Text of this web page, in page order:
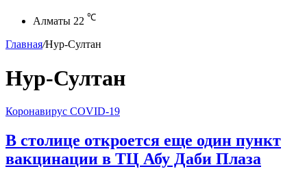
Алматы 22 ℃
Главная/Нур-Султан
Нур-Султан
Коронавирус COVID-19
В столице откроется еще один пункт
вакцинации в ТЦ Абу Даби Плаза